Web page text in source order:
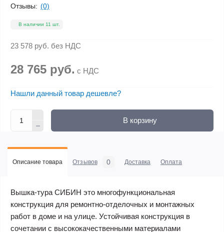
Отзывы: (0)
В наличии 11 шт.
23 578 руб. без НДС
28 765 руб. с НДС
Нашли данный товар дешевле?
В корзину
Описание товара Отзывов 0 Доставка Оплата
Вышка-тура СИБИН это многофункциональная
конструкция для ремонтно-отделочных и монтажных
работ в доме и на улице. Устойчивая конструкция в
сочетании с высококачественными материалами